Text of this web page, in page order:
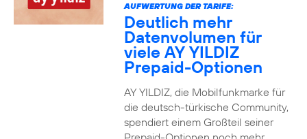
AUFWERTUNG DER TARIFE:
Deutlich mehr
Datenvolumen für
viele AY YILDIZ
Prepaid-Optionen
AY YILDIZ, die Mobilfunkmarke für
die deutsch-türkische Community,
spendiert einem Großteil seiner